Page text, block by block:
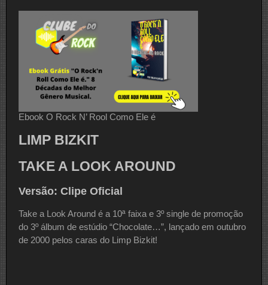
Ebook O Rock N’ Rool Como Ele é
LIMP BIZKIT
TAKE A LOOK AROUND
Versão: Clipe Oficial
Take a Look Around é a 10ª faixa e 3º single de promoção
do 3º álbum de estúdio “Chocolate…”, lançado em outubro
de 2000 pelos caras do Limp Bizkit!